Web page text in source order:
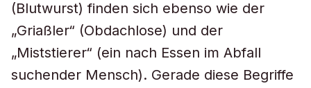
(Blutwurst) finden sich ebenso wie der
„Griaßler“ (Obdachlose) und der
„Miststierer“ (ein nach Essen im Abfall
suchender Mensch). Gerade diese Begriffe